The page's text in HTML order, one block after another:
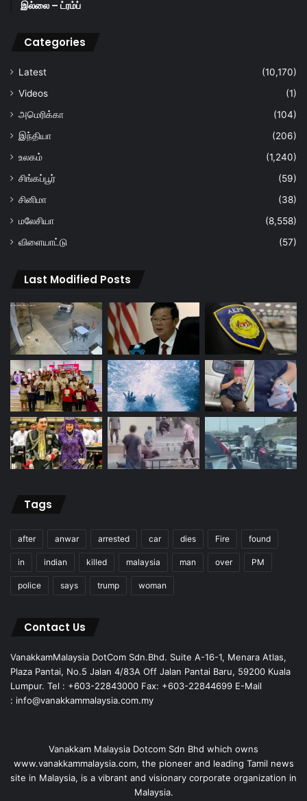
இல்லை – ட்ரம்ப்
Categories
Latest
(10,170)
Videos
(1)
அமெரிக்கா
(104)
இந்தியா
(206)
உலகம்
(1,240)
சிங்கப்பூர்
(59)
சினிமா
(38)
மலேசியா
(8,558)
விளையாட்டு
(57)
Last Modified Posts
Tags
after anwar arrested car dies Fire found
in indian killed malaysia man over PM
police says trump woman
Contact Us
VanakkamMalaysia DotCom Sdn.Bhd. Suite A-16-1, Menara Atlas,
Plaza Pantai, No.5 Jalan 4/83A Off Jalan Pantai Baru, 59200 Kuala
Lumpur. Tel : +603-22843000 Fax: +603-22844699 E-Mail
: info@vanakkammalaysia.com.my
Vanakkam Malaysia Dotcom Sdn Bhd which owns
www.vanakkammalaysia.com, the pioneer and leading Tamil news
site in Malaysia, is a vibrant and visionary corporate organization in
Malaysia.